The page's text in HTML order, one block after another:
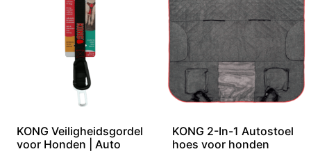
KONG Veiligheidsgordel
voor Honden | Auto
KONG 2-In-1 Autostoel
hoes voor honden